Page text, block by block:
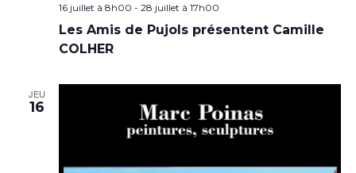
16 juillet à 8h00 - 28 juillet à 17h00
Les Amis de Pujols présentent Camille
COLHER
JEU
16